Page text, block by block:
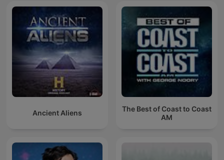
Ancient Aliens
The Best of Coast to Coast
AM